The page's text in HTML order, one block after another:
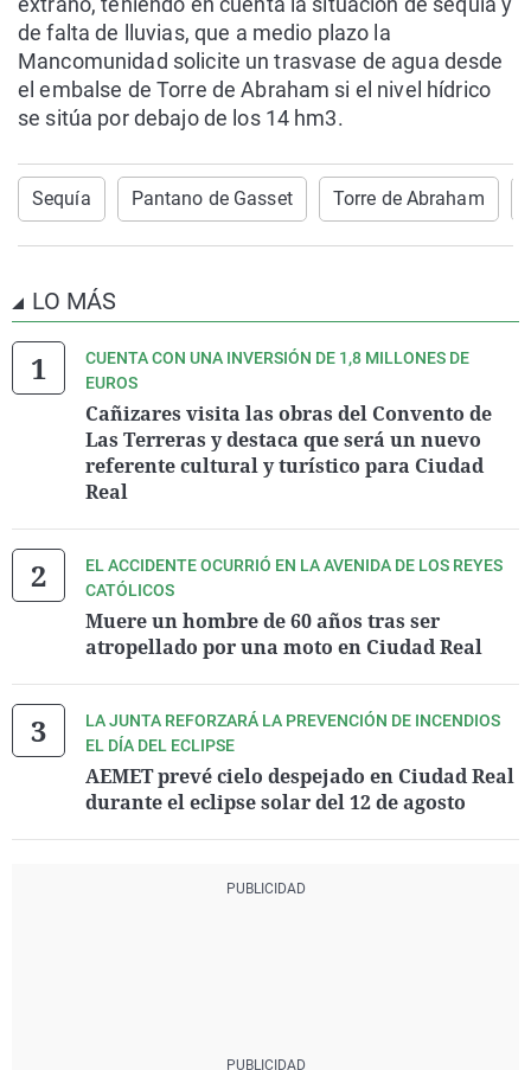
de falta de lluvias, que a medio plazo la
Mancomunidad solicite un trasvase de agua desde
el embalse de Torre de Abraham si el nivel hídrico
se sitúa por debajo de los 14 hm3.
Sequía Pantano de Gasset Torre de Abraham
LO MÁS
CUENTA CON UNA INVERSIÓN DE 1,8 MILLONES DE
EUROS
Cañizares visita las obras del Convento de
Las Terreras y destaca que será un nuevo
referente cultural y turístico para Ciudad
Real
EL ACCIDENTE OCURRIÓ EN LA AVENIDA DE LOS REYES
CATÓLICOS
Muere un hombre de 60 años tras ser
atropellado por una moto en Ciudad Real
LA JUNTA REFORZARÁ LA PREVENCIÓN DE INCENDIOS
EL DÍA DEL ECLIPSE
AEMET prevé cielo despejado en Ciudad Real
durante el eclipse solar del 12 de agosto